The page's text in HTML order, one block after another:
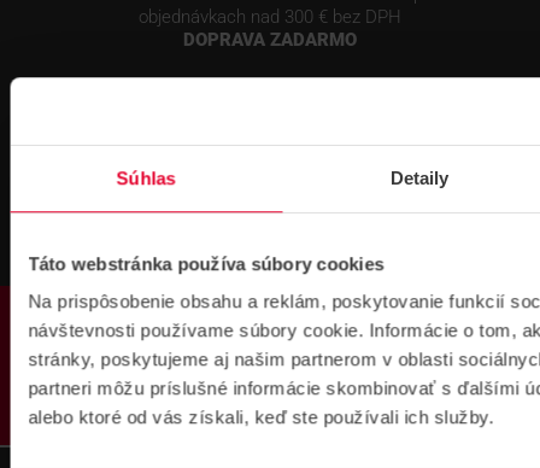
Súhlas Detaily
Táto webstránka používa súbory cookies
Na prispôsobenie obsahu a reklám, poskytovanie funkcií
návštevnosti používame súbory cookie. Informácie o tom,
stránky, poskytujeme aj našim partnerom v oblasti
partneri môžu príslušné informácie skombinovať s ďalšími
alebo ktoré od vás získali, keď ste používali ich služby.
PRODUKTY
objednávkach nad 300 € bez DPH
DOPRAVA ZADARMO
na školenie